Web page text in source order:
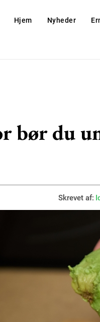
Hjem Nyheder
bør du
Skrevet af: